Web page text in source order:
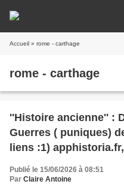
Accueil » rome - carthage
rome - carthage
''Histoire ancienne'' :
Guerres ( puniques)
liens :1)
enmarge.org pour un
fin d'une vieille
Publié le 15/06/2026 à 08:51
Par Claire Antoine